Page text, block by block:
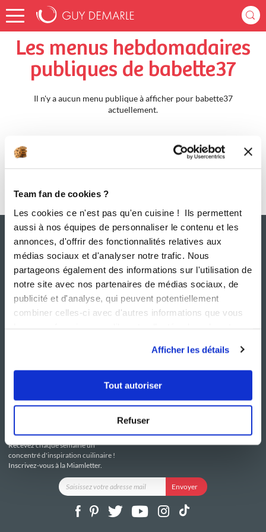
Team fan de cookies ?
Les cookies ce n'est pas qu'en cuisine ! Ils permettent
aussi à nos équipes de personnaliser le contenu et les
annonces, d'offrir des fonctionnalités relatives aux
médias sociaux et d'analyser notre trafic. Nous
partageons également des informations sur l'utilisation de
notre site avec nos partenaires de médias sociaux, de
publicité et d'analyse, qui peuvent potentiellement
combiner celles-ci avec d'autres informations que vous
Afficher les détails
Tout autoriser
Refuser
Accueil babette37 Menus Hebdomadaires
Les menus hebdomadaires
publiques de babette37
Il n'y a aucun menu publique à afficher pour babette37
actuellement.
Le Mag'
i-Cook'in
Contactez-nous
Mentions légales
Politique de confidentialité
Utilisation des Cookies
Recevez chaque semaine un
concentré d'inspiration cuilinaire !
Inscrivez-vous à la Miamletter.